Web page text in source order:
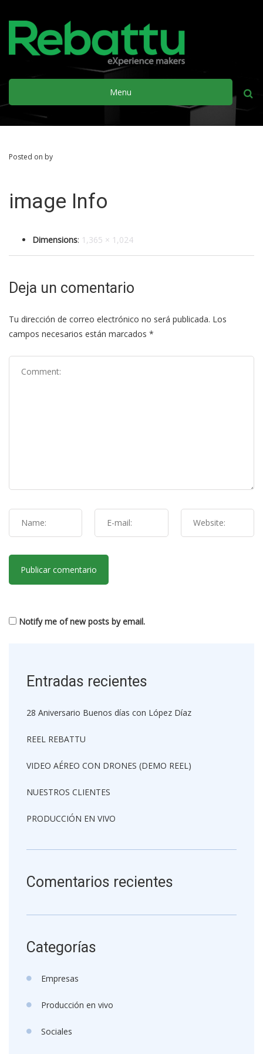
Menu
Posted on by
image Info
Dimensions: 1,365 × 1,024
Deja un comentario
Tu dirección de correo electrónico no será publicada. Los
campos necesarios están marcados *
Notify me of new posts by email.
Entradas recientes
28 Aniversario Buenos días con López Díaz
REEL REBATTU
VIDEO AÉREO CON DRONES (DEMO REEL)
NUESTROS CLIENTES
PRODUCCIÓN EN VIVO
Comentarios recientes
Categorías
Empresas
Producción en vivo
Sociales